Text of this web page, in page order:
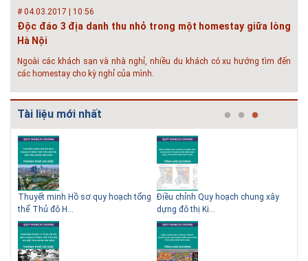
# 04.03.2017 | 10:56
Độc đáo 3 địa danh thu nhỏ trong một homestay giữa lòng
Hà Nội
Ngoài các khách sạn và nhà nghỉ, nhiều du khách có xu hướng tìm đến
các homestay cho kỳ nghỉ của mình.
# 05.04.2025 | 17:16
Tuyển sinh 2025, Khoa kỹ thuật hạ tầng và môi trường đô thị
- Đại học Kiến trúc...
Thông tin tuyển sinh đại học 2025 Khoa kỹ thuật hạ tầng và môi trường
đô thị - Đại học Kiến trúc Hà Nội Tuyển sinh đại học với 280 chỉ tiêu, thời
gian đào tạo 4,5 năm
Tài liệu mới nhất
Thuyết minh Hồ sơ quy hoạch tổng
thể Thủ đô H...
Điều chỉnh Quy hoạch chung xây
dựng đô thị Ki...